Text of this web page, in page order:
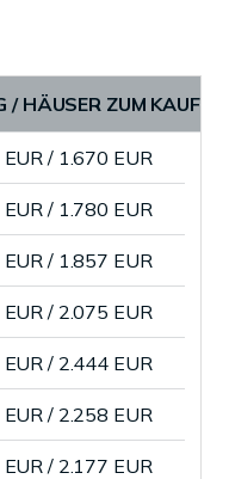
/ HÄUSER ZUM KAUF
/ 1.670 EUR
/ 1.780 EUR
/ 1.857 EUR
/ 2.075 EUR
/ 2.444 EUR
/ 2.258 EUR
/ 2.177 EUR